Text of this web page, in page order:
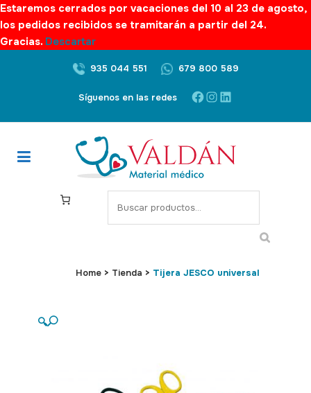
Estaremos cerrados por vacaciones del 10 al 23 de agosto,
los pedidos recibidos se tramitarán a partir del 24.
Gracias. Descartar
935 044 551 679 800 589
Síguenos en las redes Facebook
Instagram
LinkedIn
S
e
Home > Tienda > Tijera JESCO universal
🔍